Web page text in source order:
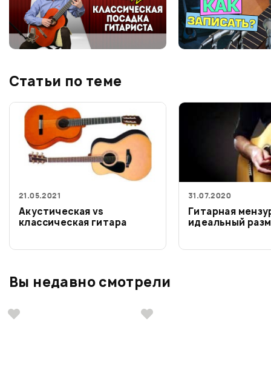
Статьи по теме
21.05.2021
Акустическая vs
классическая гитара
31.07.2020
Гитарная
идеальный
Вы недавно смотрели